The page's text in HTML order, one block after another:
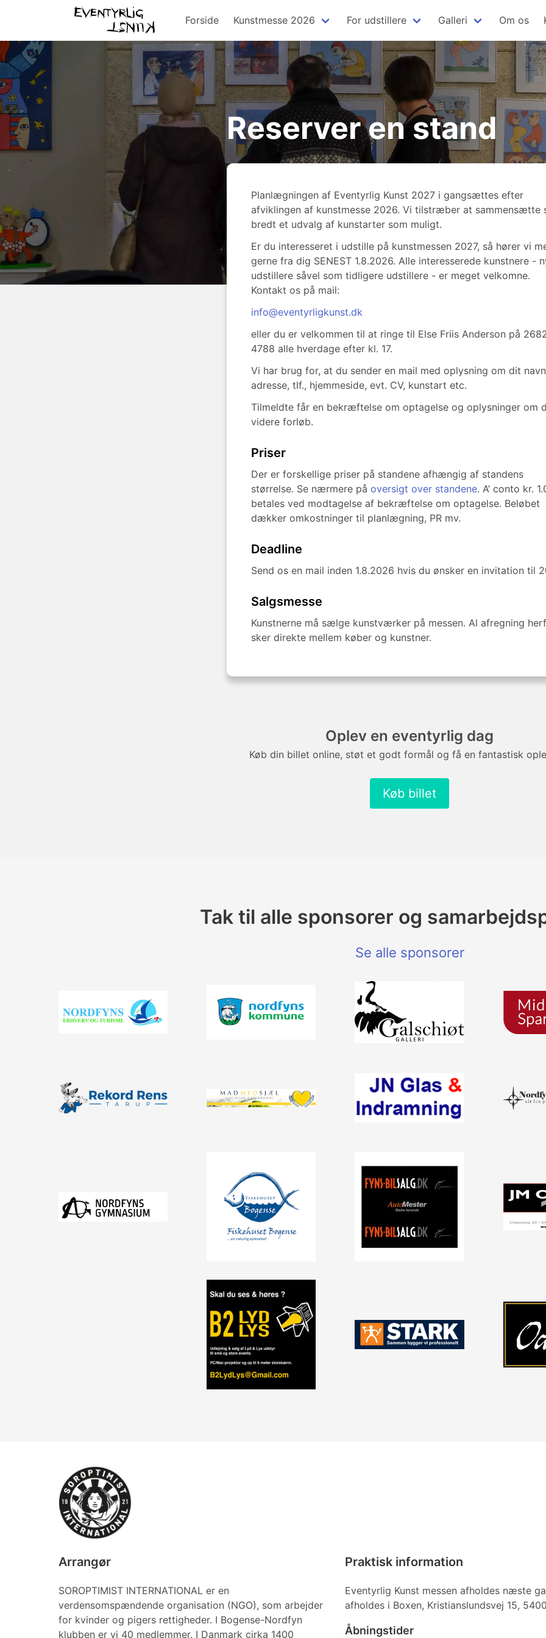
Forside Kunstmesse 2026 For udstillere Galleri Om os
Reserver en stand
Planlægningen af Eventyrlig Kunst 2027 i gangsættes efter
afviklingen af kunstmesse 2026. Vi tilstræber at sammensætte
bredt et udvalg af kunstarter som muligt.
Er du interesseret i udstille på kunstmessen 2027, så hører vi
gerne fra dig SENEST 1.8.2026. Alle interesserede kunstnere -
udstillere såvel som tidligere udstillere - er meget velkomne.
Kontakt os på mail:
info@eventyrligkunst.dk
eller du er velkommen til at ringe til Else Friis Anderson på
4788 alle hverdage efter kl. 17.
Vi har brug for, at du sender en mail med oplysning om dit
adresse, tlf., hjemmeside, evt. CV, kunstart etc.
Tilmeldte får en bekræftelse om optagelse og oplysninger om
videre forløb.
Priser
Der er forskellige priser på standene afhængig af standens
størrelse. Se nærmere på oversigt over standene. A’ conto kr.
betales ved modtagelse af bekræftelse om optagelse. Beløbet
dækker omkostninger til planlægning, PR mv.
Deadline
Send os en mail inden 1.8.2026 hvis du ønsker en invitation til
Salgsmesse
Kunstnerne må sælge kunstværker på messen. Al afregning
sker direkte mellem køber og kunstner.
Oplev en eventyrlig dag
Køb din billet online, støt et godt formål og få en fantastisk
Køb billet
Tak til alle sponsorer og
Se alle sponsorer
Arrangør
SOROPTIMIST INTERNATIONAL er en
verdensomspændende organisation (NGO), som arbejder
for kvinder og pigers rettigheder. I Bogense-Nordfyn
klubben er vi 40 medlemmer. I Danmark cirka 1400
Praktisk information
Eventyrlig Kunst messen afholdes næste
afholdes i Boxen, Kristianslundsvej 15,
Åbningstider